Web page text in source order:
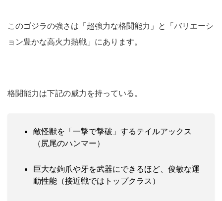
このゴジラの強さは「超強力な格闘能力」と「バリエーシ
ョン豊かな高火力熱戦」にあります。
格闘能力は下記の威力を持っている。
敵怪獣を「一撃で撃破」するテイルアックス
（尻尾のハンマー）
巨大な鉤爪や牙を武器にできるほど、俊敏な運
動性能（接近戦ではトップクラス）